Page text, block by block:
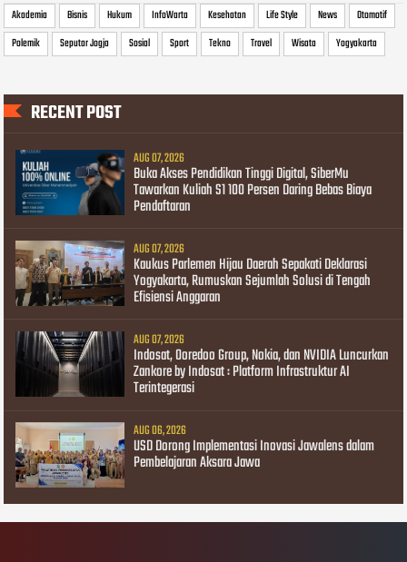
Akademia Bisnis Hukum InfoWarta Kesehatan Life Style News
Otomotif
Polemik
Seputar Jogja Sosial Sport Tekno Travel Wisata Yogyakarta
RECENT POST
AUG 07, 2026
Buka Akses Pendidikan Tinggi Digital, SiberMu
Tawarkan Kuliah S1 100 Persen Daring Bebas Biaya
Pendaftaran
AUG 07, 2026
Kaukus Parlemen Hijau Daerah Sepakati Deklarasi
Yogyakarta, Rumuskan Sejumlah Solusi di Tengah
Efisiensi Anggaran
AUG 07, 2026
Indosat, Ooredoo Group, Nokia, dan NVIDIA Luncurkan
Zankore by Indosat : Platform Infrastruktur AI
Terintegerasi
AUG 06, 2026
USD Dorong Implementasi Inovasi Jawalens dalam
Pembelajaran Aksara Jawa